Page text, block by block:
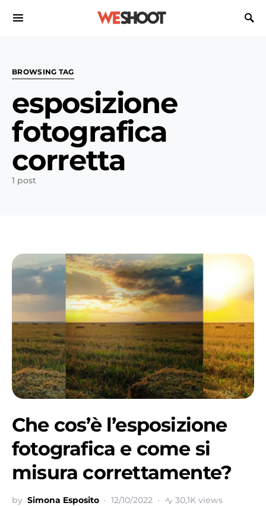
Search for:
BROWSING TAG
esposizione
fotografica
corretta
1 post
Che cos’è l’esposizione
fotografica e come si
misura correttamente?
by Simona Esposito 12/10/2022 30,1K views